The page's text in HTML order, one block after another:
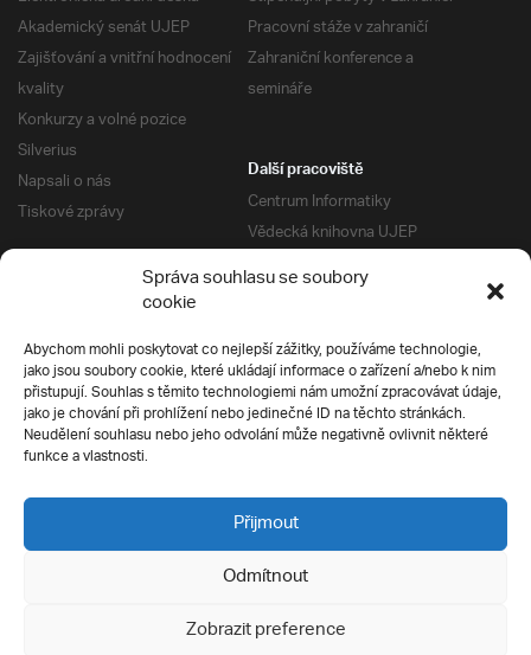
Správa souhlasu se soubory
cookie
Abychom mohli poskytovat co nejlepší zážitky, používáme technologie,
jako jsou soubory cookie, které ukládají informace o zařízení a/nebo k nim
přistupují. Souhlas s těmito technologiemi nám umožní zpracovávat údaje,
jako je chování při prohlížení nebo jedinečné ID na těchto stránkách.
Neudělení souhlasu nebo jeho odvolání může negativně ovlivnit některé
funkce a vlastnosti.
Přijmout
Odmítnout
Zobrazit preference
Akademický senát UJEP
Zajišťování a vnitřní hodnocení
kvality
Konkurzy a volné pozice
Silverius
Napsali o nás
Tiskové zprávy
Pracovní stáže v zahraničí
Zahraniční konference a
semináře
Další pracoviště
Centrum Informatiky
Vědecká knihovna UJEP
Správa kolejí a menz
Univerzitní centrum podpory
Silverius
Pro uchazeče
Přijímací řízení
E-prihlaska
Přípravné kurzy
Ochrana soukromí
Všechna práva vyhrazena